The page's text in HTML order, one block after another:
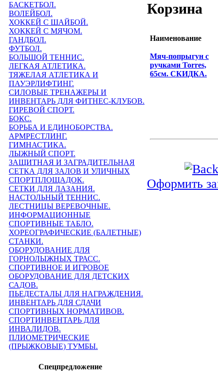
БАСКЕТБОЛ.
ВОЛЕЙБОЛ.
ХОККЕЙ С ШАЙБОЙ.
ХОККЕЙ С МЯЧОМ.
ГАНДБОЛ.
ФУТБОЛ.
БОЛЬШОЙ ТЕННИС.
ЛЕГКАЯ АТЛЕТИКА.
ТЯЖЕЛАЯ АТЛЕТИКА И
ПАУЭРЛИФТИНГ.
СИЛОВЫЕ ТРЕНАЖЕРЫ И
ИНВЕНТАРЬ ДЛЯ ФИТНЕС-КЛУБОВ.
ГИРЕВОЙ СПОРТ.
БОКС.
БОРЬБА И ЕДИНОБОРСТВА.
АРМРЕСТЛИНГ.
ГИМНАСТИКА.
ЛЫЖНЫЙ СПОРТ.
ЗАЩИТНАЯ И ЗАГРАДИТЕЛЬНАЯ
СЕТКА ДЛЯ ЗАЛОВ И УЛИЧНЫХ
СПОРТПЛОЩАДОК.
СЕТКИ ДЛЯ ЛАЗАНИЯ.
НАСТОЛЬНЫЙ ТЕННИС.
ЛЕСТНИЦЫ ВЕРЕВОЧНЫЕ.
ИНФОРМАЦИОННЫЕ
СПОРТИВНЫЕ ТАБЛО.
ХОРЕОГРАФИЧЕСКИЕ (БАЛЕТНЫЕ)
СТАНКИ.
ОБОРУДОВАНИЕ ДЛЯ
ГОРНОЛЫЖНЫХ ТРАСС.
СПОРТИВНОЕ И ИГРОВОЕ
ОБОРУДОВАНИЕ ДЛЯ ДЕТСКИХ
САДОВ.
ПЬЕДЕСТАЛЫ ДЛЯ НАГРАЖДЕНИЯ.
ИНВЕНТАРЬ ДЛЯ СДАЧИ
СПОРТИВНЫХ НОРМАТИВОВ.
СПОРТИНВЕНТАРЬ ДЛЯ
ИНВАЛИДОВ.
ПЛИОМЕТРИЧЕСКИЕ
(ПРЫЖКОВЫЕ) ТУМБЫ.
Спецпредложение
Корзина
Наименование
Мяч-попрыгун с
ручками Torres,
65см. СКИДКА.
Оформить